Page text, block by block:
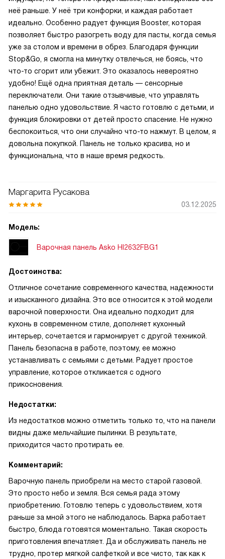
неё раньше. У неё три конфорки, и каждая работает
идеально. Особенно радует функция Booster, которая
позволяет быстро разогреть воду для пасты, когда семья
уже за столом и времени в обрез. Благодаря функции
Stop&Go, я смогла на минутку отвлечься, не боясь, что
что-то сгорит или убежит. Это оказалось невероятно
удобно! Ещё одна приятная деталь — сенсорные
переключатели. Они такие отзывчивые, что управлять
панелью одно удовольствие. Я часто готовлю с детьми, и
функция блокировки от детей просто спасение. Не нужно
беспокоиться, что они случайно что-то нажмут. В целом, я
довольна покупкой. Панель не только красива, но и
функциональна, что в наше время редкость.
Маргарита Русакова
03.12.2025
Модель:
Варочная панель Asko HI2632FBG1
Достоинства:
Отличное сочетание современного качества, надежности
и изысканного дизайна. Это все относится к этой модели
варочной поверхности. Она идеально подходит для
кухонь в современном стиле, дополняет кухонный
интерьер, сочетается и гармонирует с другой техникой.
Панель безопасна в работе, поэтому, ее можно
устанавливать с семьями с детьми. Радует простое
управление, которое откликается с одного
прикосновения.
Недостатки:
Из недостатков можно отметить только то, что на панели
видны даже мельчайшие пылинки. В результате,
приходится часто протирать ее.
Комментарий:
Варочную панель приобрели на место старой газовой.
Это просто небо и земля. Вся семья рада этому
приобретению. Готовлю теперь с удовольствием, хотя
раньше за мной этого не наблюдалось. Варка работает
быстро, блюда готовятся моментально. Такая скорость
приготовления впечатляет. Да и обслуживать панель не
трудно, протер мягкой салфеткой и все чисто, так как к